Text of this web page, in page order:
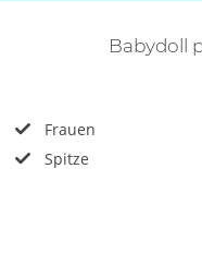
Babydoll
Frauen
Spitze